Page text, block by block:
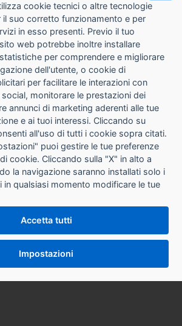
CHI SIAMO
CONTATTI
CONDIZIONI DI VENDITA
RICHIESTA RECESSO
PRIVACY
cookie tecnici o altre tecnologie
il suo corretto funzionamento e per
in esso presenti. Previo il tuo
web potrebbe inoltre installare
per comprendere e migliorare
dell'utente, o cookie di
per facilitare le interazioni con
monitorare le prestazioni dei
annunci di marketing aderenti alle tue
e ai tuoi interessi. Cliccando su
all'uso di tutti i cookie sopra citati.
puoi gestire le tue preferenze
cookie. Cliccando sulla "X" in alto a
la navigazione saranno installati solo i
in qualsiasi momento modificare le tue
alle pagine del sito. Per maggiori
la nostraInformativa sui cookie
Accetta tutti
Impostazioni